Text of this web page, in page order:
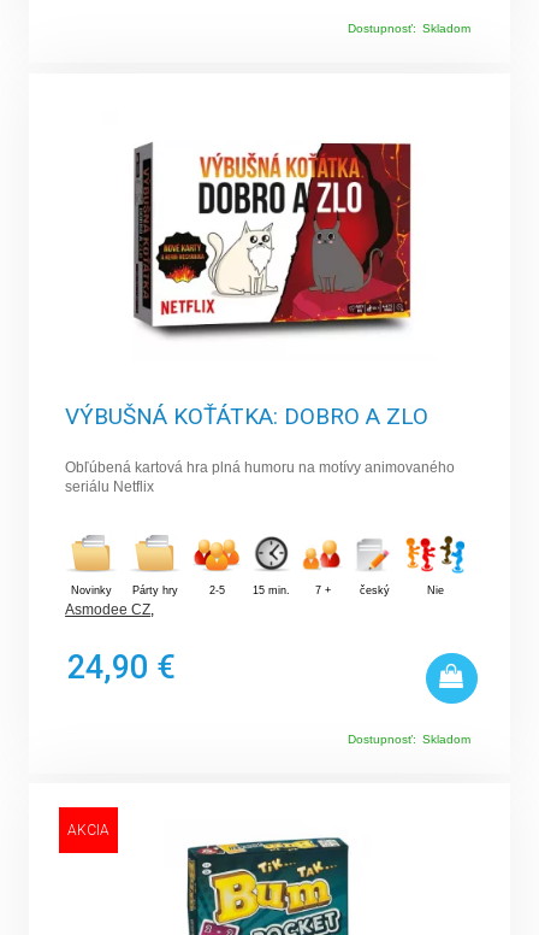
Dostupnosť: Skladom
VÝBUŠNÁ KOŤÁTKA: DOBRO A ZLO
Obľúbená kartová hra plná humoru na motívy animovaného
seriálu Netflix
Novinky Párty hry 2-5 15 min. 7 + český Nie
Asmodee CZ
24,90 €
Dostupnosť: Skladom
AKCIA